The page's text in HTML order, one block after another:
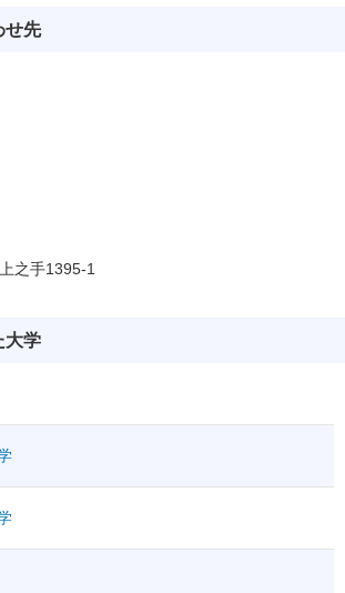
せ先
之手1395-1
大学